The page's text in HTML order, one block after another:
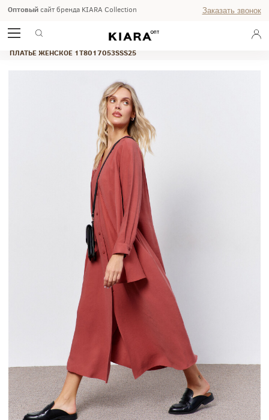
Оптовыйсайт бренда KIARA Collection Заказать звонок
ВЕСНА 2025 STUDIO
ПЛАТЬЕ ЖЕНСКОЕ 1T8017053SSS25